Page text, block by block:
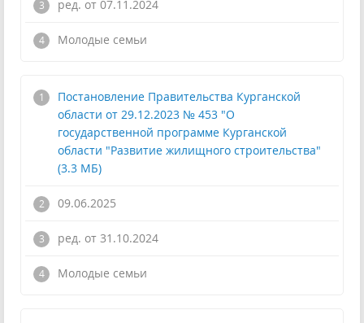
ред. от 07.11.2024
Молодые семьи
Постановление Правительства Курганской
области от 29.12.2023 № 453 "О
государственной программе Курганской
области "Развитие жилищного строительства"
(3.3 МБ)
09.06.2025
ред. от 31.10.2024
Молодые семьи